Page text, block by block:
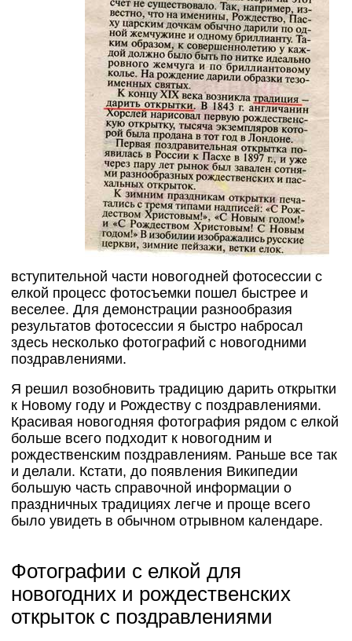
вступительной части новогодней фотосессии с
елкой процесс фотосъемки пошел быстрее и
веселее. Для демонстрации разнообразия
результатов фотосессии я быстро набросал
здесь несколько фотографий с новогодними
поздравлениями.
Я решил возобновить традицию дарить открытки
к Новому году и Рождеству с поздравлениями.
Красивая новогодняя фотография рядом с елкой
больше всего подходит к новогодним и
рождественским поздравлениям. Раньше все так
и делали. Кстати, до появления Википедии
большую часть справочной информации о
праздничных традициях легче и проще всего
было увидеть в обычном отрывном календаре.
Фотографии с елкой для
новогодних и рождественских
открыток с поздравлениями